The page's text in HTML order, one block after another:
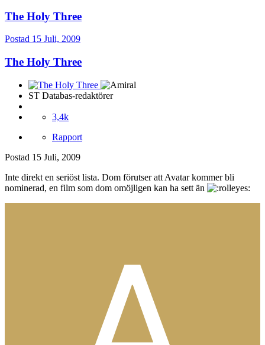
The Holy Three
Postad 15 Juli, 2009
The Holy Three
ST Databas-redaktörer
3,4k
Rapport
Postad 15 Juli, 2009
Inte direkt en seriöst lista. Dom förutser att Avatar kommer bli
nominerad, en film som dom omöjligen kan ha sett än